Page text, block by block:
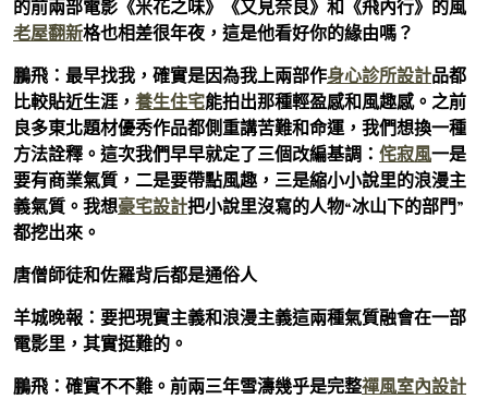
的前兩部電影《米花之味》《又見奈良》和《飛內行》的風
老屋翻新格也相差很年夜，這是他看好你的緣由嗎？
鵬飛： 最早找我，確實是因為我上兩部作身心診所設計品都
比較貼近生涯， 養生住宅能拍出那種輕盈感和風趣感。之前
良多東北題材優秀作品都側重講苦難和命運，我們想換一種
方法詮釋。這次我們早早就定了三個改編基調： 侘寂風一是
要有商業氣質，二是要帶點風趣，三是縮小小說里的浪漫主
義氣質。我想豪宅設計把小說里沒寫的人物“冰山下的部門”
都挖出來。
唐僧師徒和佐羅背后都是通俗人
羊城晚報：要把現實主義和浪漫主義這兩種氣質融會在一部
電影里，其實挺難的。
鵬飛： 確實不不難。前兩三年雪濤幾乎是完整禪風室內設計